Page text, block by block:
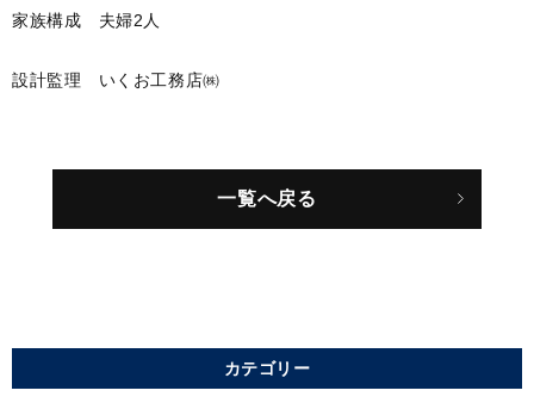
家族構成 夫婦2人
設計監理 いくお工務店㈱
一覧へ戻る
カテゴリー